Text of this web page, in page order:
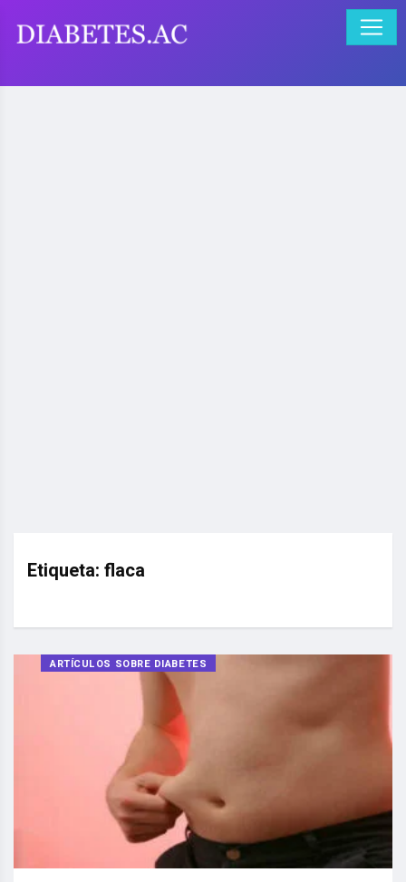
Etiqueta: flaca
ARTÍCULOS SOBRE DIABETES